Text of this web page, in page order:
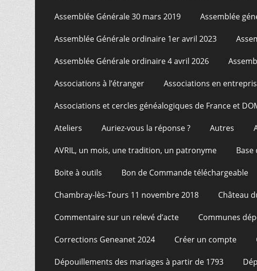
Assemblée Générale 30 mars 2019 Assemblée
Assemblée Générale ordinaire 1er avril 2023
Assemblée Générale ordinaire 4 avril 2026
Associations à l’étranger Associations en
Associations et cercles généalogiques de France et
Ateliers Auriez-vous la réponse ? Autres
AVRIL, un mois, une tradition, un patronyme Base
Boite à outils Bon de Commande téléchargeable
Chambray-lès-Tours 11 novembre 2018 Château
Commentaire sur un relevé d’acte Communes
Corrections Geneanet 2024 Créer un compte
Dépouillements des mariages à partir de 1793